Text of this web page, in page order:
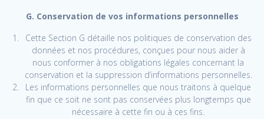
G. Conservation de vos informations personnelles
Cette Section G détaille nos politiques de conservation des
données et nos procédures, conçues pour nous aider à
nous conformer à nos obligations légales concernant la
conservation et la suppression d’informations personnelles.
Les informations personnelles que nous traitons à quelque
fin que ce soit ne sont pas conservées plus longtemps que
nécessaire à cette fin ou à ces fins.